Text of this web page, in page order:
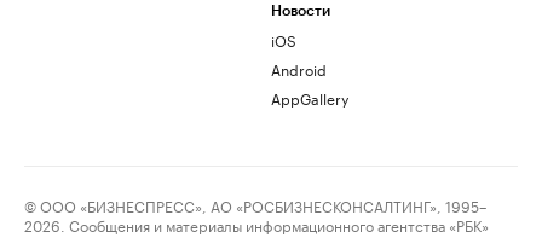
Новости
iOS
Android
AppGallery
© ООО «БИЗНЕСПРЕСС», АО «РОСБИЗНЕСКОНСАЛТИНГ», 1995–
2026. Сообщения и материалы информационного агентства «РБК»